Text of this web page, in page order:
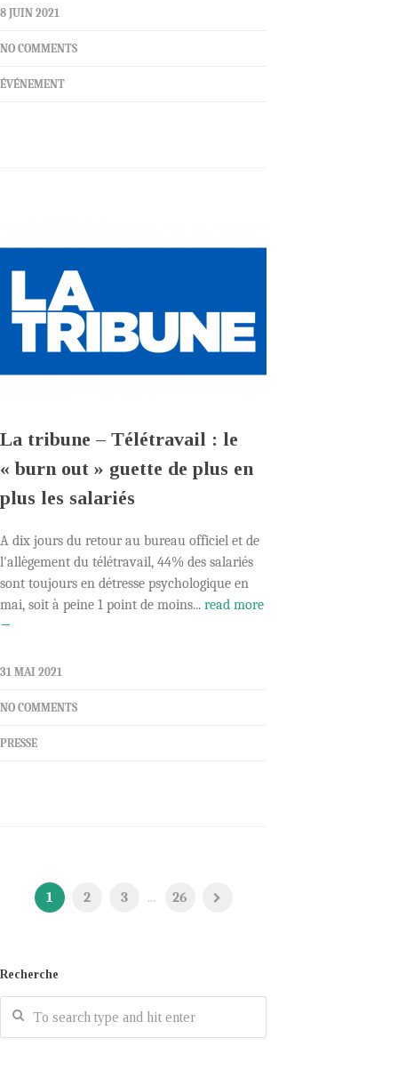
8 JUIN 2021
NO COMMENTS
ÉVÉNEMENT
La tribune – Télétravail : le
« burn out » guette de plus en
plus les salariés
A dix jours du retour au bureau officiel et de
l'allègement du télétravail, 44% des salariés
sont toujours en détresse psychologique en
mai, soit à peine 1 point de moins... read more
→
31 MAI 2021
NO COMMENTS
PRESSE
1 2 3 ... 26
Recherche